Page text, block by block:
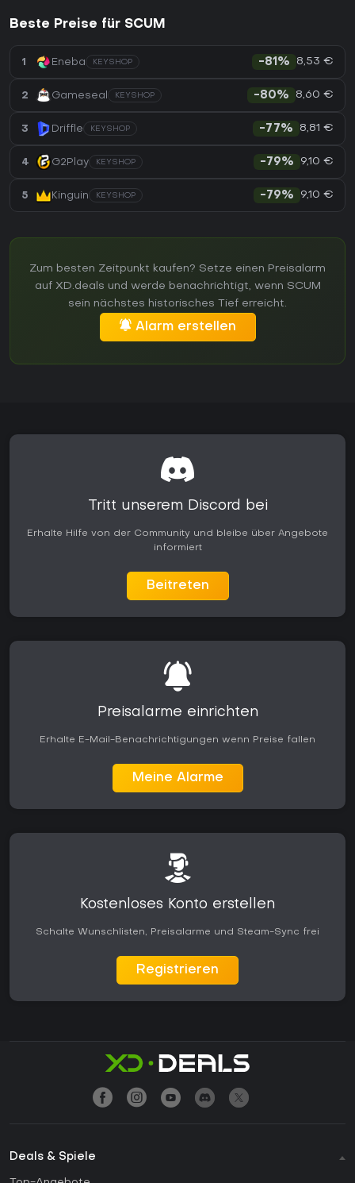
Beste Preise für SCUM
1 Eneba KEYSHOP -81% 8,53 €
2 Gameseal KEYSHOP -80% 8,60 €
3 Driffle KEYSHOP -77% 8,81 €
4 G2Play KEYSHOP -79% 9,10 €
5 Kinguin KEYSHOP -79% 9,10 €
Zum besten Zeitpunkt kaufen? Setze einen Preisalarm
auf XD.deals und werde benachrichtigt, wenn SCUM
sein nächstes historisches Tief erreicht.
Alarm erstellen
Tritt unserem Discord bei
Erhalte Hilfe von der Community und bleibe über Angebote
informiert
Beitreten
Preisalarme einrichten
Erhalte E-Mail-Benachrichtigungen wenn Preise fallen
Meine Alarme
Kostenloses Konto erstellen
Schalte Wunschlisten, Preisalarme und Steam-Sync frei
Registrieren
Deals & Spiele